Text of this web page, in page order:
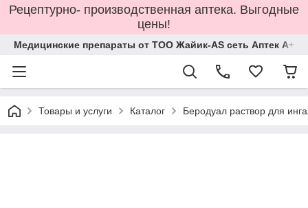
Рецептурно- производственная аптека. Выгодные
цены!
Медицинские препараты от ТОО Жайик-AS сеть Аптек А+
Товары и услуги Каталог Беродуал раствор для